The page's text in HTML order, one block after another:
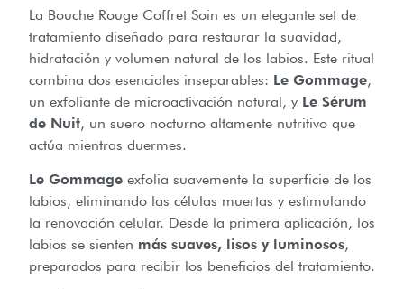
La Bouche Rouge Coffret Soin es un elegante set de
tratamiento diseñado para restaurar la suavidad,
hidratación y volumen natural de los labios. Este ritual
combina dos esenciales inseparables: Le Gommage,
un exfoliante de microactivación natural, y Le Sérum
de Nuit, un suero nocturno altamente nutritivo que
actúa mientras duermes.
Le Gommage exfolia suavemente la superficie de los
labios, eliminando las células muertas y estimulando
la renovación celular. Desde la primera aplicación, los
labios se sienten más suaves, lisos y luminosos,
preparados para recibir los beneficios del tratamiento.